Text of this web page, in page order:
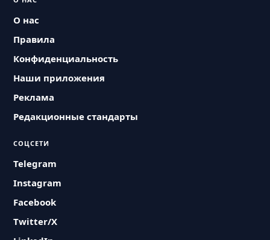
О нас
Правила
Конфиденциальность
Наши приложения
Реклама
Редакционные стандарты
СОЦСЕТИ
Telegram
Instagram
Facebook
Twitter/X